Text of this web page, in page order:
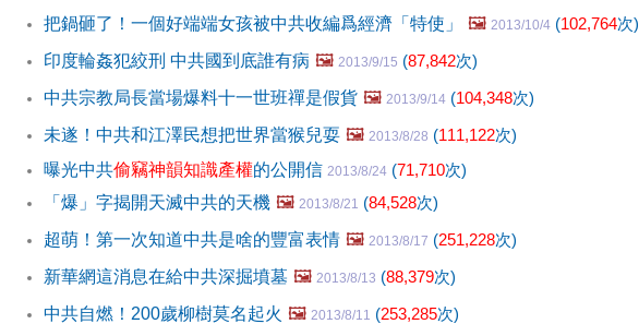
把鍋砸了！一個好端端女孩被中共收編爲經濟「特使」 🖼️ 2013/10/4 (102,764次)
印度輪姦犯絞刑 中共國到底誰有病 🖼️ 2013/9/15 (87,842次)
中共宗教局長當場爆料十一世班禪是假貨 🖼️ 2013/9/14 (104,348次)
未遂！中共和江澤民想把世界當猴兒耍 🖼️ 2013/8/28 (111,122次)
曝光中共偷竊神韻知識產權的公開信 2013/8/24 (71,710次)
「爆」字揭開天滅中共的天機 🖼️ 2013/8/21 (84,528次)
超萌！第一次知道中共是啥的豐富表情 🖼️ 2013/8/17 (251,228次)
新華網這消息在給中共深掘墳墓 🖼️ 2013/8/13 (88,379次)
中共自燃！200歲柳樹莫名起火 🖼️ 2013/8/11 (253,285次)